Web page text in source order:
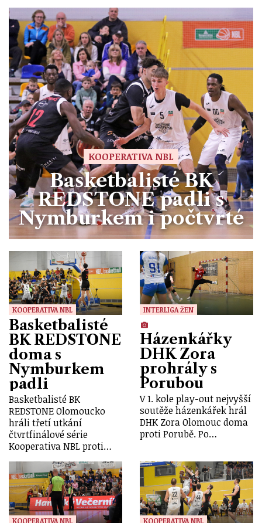
KOOPERATIVA NBL
Basketbalisté BK
REDSTONE padli s
Nymburkem i počtvrté
KOOPERATIVA NBL
Basketbalisté
BK REDSTONE
doma s
Nymburkem
padli
Basketbalisté BK
REDSTONE Olomoucko
hráli třetí utkání
čtvrtfinálové série
Kooperativa NBL proti…
INTERLIGA ŽEN
Házenkářky
DHK Zora
prohrály s
Porubou
V 1. kole play-out nejvyšší
soutěže házenkářek hrál
DHK Zora Olomouc doma
proti Porubě. Po…
KOOPERATIVA NBL KOOPERATIVA NBL